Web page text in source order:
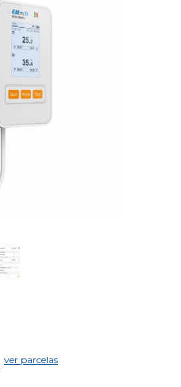
ver parcelas